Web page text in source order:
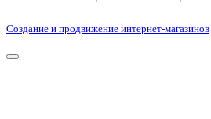
Создание и продвижение интернет-магазинов